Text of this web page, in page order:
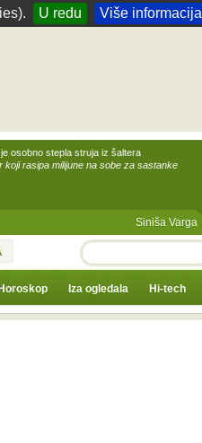
U redu Više informacija
osobno stepla struja iz šaltera
koji rasipa milijune na sobe za sastanke
Siniša Varga
TRAŽI
Horoskop Iza ogledala Hi-tech